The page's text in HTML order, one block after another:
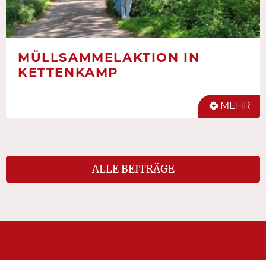
MÜLLSAMMELAKTION IN
KETTENKAMP
MEHR
ALLE BEITRÄGE